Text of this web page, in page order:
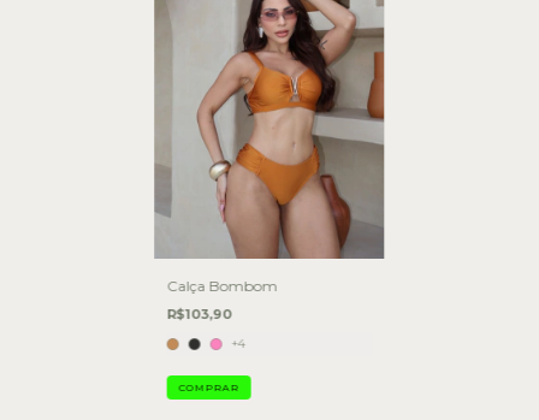
Calça Bombom
R$103,90
+4
COMPRAR